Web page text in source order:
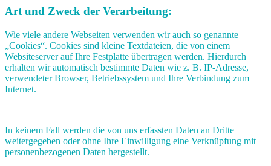
Art und Zweck der Verarbeitung:
Wie viele andere Webseiten verwenden wir auch so genannte
„Cookies“. Cookies sind kleine Textdateien, die von einem
Websiteserver auf Ihre Festplatte übertragen werden. Hierdurch
erhalten wir automatisch bestimmte Daten wie z. B. IP-Adresse,
verwendeter Browser, Betriebssystem und Ihre Verbindung zum
Internet.
In keinem Fall werden die von uns erfassten Daten an Dritte
weitergegeben oder ohne Ihre Einwilligung eine Verknüpfung mit
personenbezogenen Daten hergestellt.